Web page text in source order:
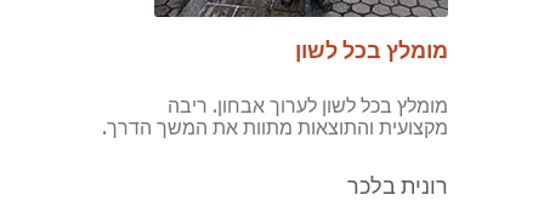
מומלץ בכל לשון
מומלץ בכל לשון לערוך אבחון. ריבה
מקצועית והתוצאות מתוות את המשך הדרך.
רונית בלכר